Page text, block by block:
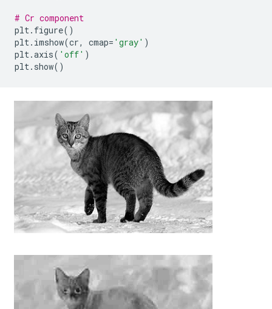
# Cr component
plt. figure()
plt. imshow(cr, cmap= 'gray' )
plt.axis( 'off' )
plt. show()